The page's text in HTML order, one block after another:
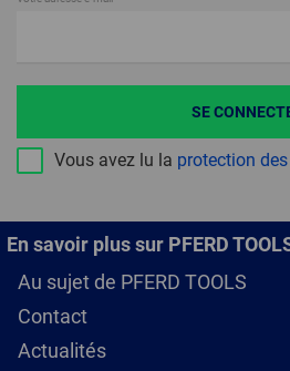
Vous avez lu la protection
SE
En savoir plus sur PFERD
Au sujet de PFERD TOOLS
Contact
Actualités